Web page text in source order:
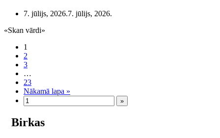
7. jūlijs, 2026.7. jūlijs, 2026.
«Skan vārdi»
1
2
3
…
23
Nākamā lapa »
Birkas